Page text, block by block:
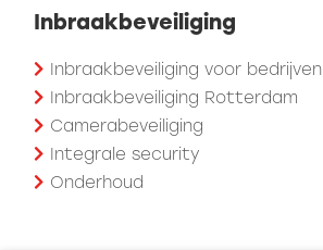
Inbraakbeveiliging
Inbraakbeveiliging voor bedrijven
Inbraakbeveiliging Rotterdam
Camerabeveiliging
Integrale security
Onderhoud